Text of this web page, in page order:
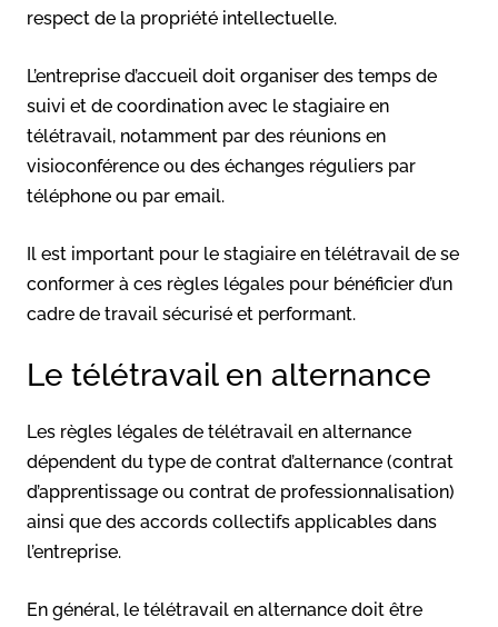
respect de la propriété intellectuelle.
L’entreprise d’accueil doit organiser des temps de
suivi et de coordination avec le stagiaire en
télétravail, notamment par des réunions en
visioconférence ou des échanges réguliers par
téléphone ou par email.
Il est important pour le stagiaire en télétravail de se
conformer à ces règles légales pour bénéficier d’un
cadre de travail sécurisé et performant.
Le télétravail en alternance
Les règles légales de télétravail en alternance
dépendent du type de contrat d’alternance (contrat
d’apprentissage ou contrat de professionnalisation)
ainsi que des accords collectifs applicables dans
l’entreprise.
En général, le télétravail en alternance doit être